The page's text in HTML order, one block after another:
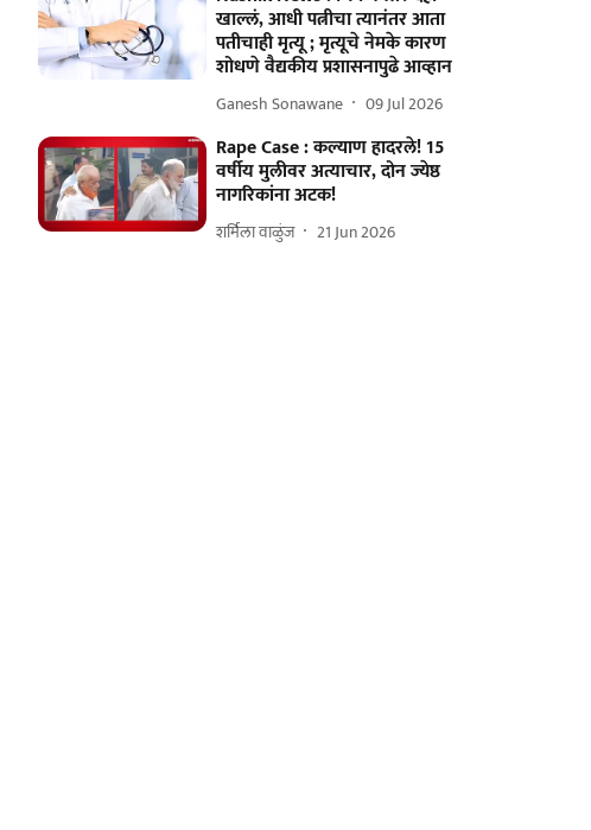
खाल्लं, आधी पत्नीचा त्यानंतर आता
पतीचाही मृत्यू ; मृत्यूचे नेमके कारण
शोधणे वैद्यकीय प्रशासनापुढे आव्हान
Ganesh Sonawane 09 Jul 2026
Rape Case : कल्याण हादरले! 15
वर्षीय मुलीवर अत्याचार, दोन ज्येष्ठ
नागरिकांना अटक!
शर्मिला वाळुंज 21 Jun 2026